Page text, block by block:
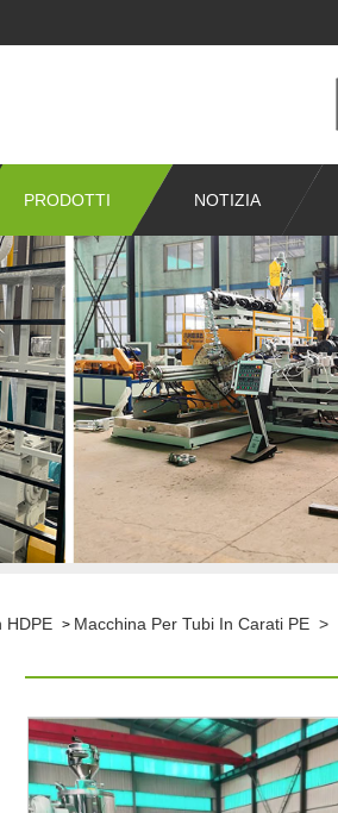
PRODOTTI NOTIZIA
HDPE > Macchina Per Tubi In Carati PE >